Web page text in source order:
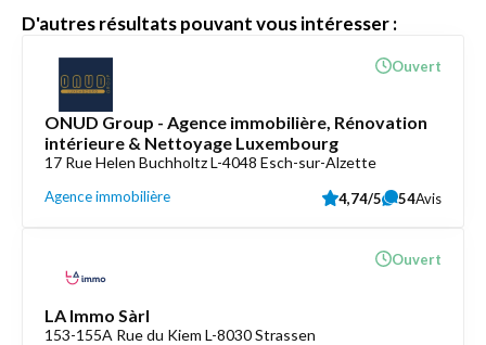
D'autres résultats pouvant vous intéresser :
ONUD Group - Agence immobilière, Rénovation
intérieure & Nettoyage Luxembourg
17 Rue Helen Buchholtz L-4048 Esch-sur-Alzette
Agence immobilière
Ouvert
4,74/5 54Avis
LA Immo Sàrl
153-155A Rue du Kiem L-8030 Strassen
Ouvert